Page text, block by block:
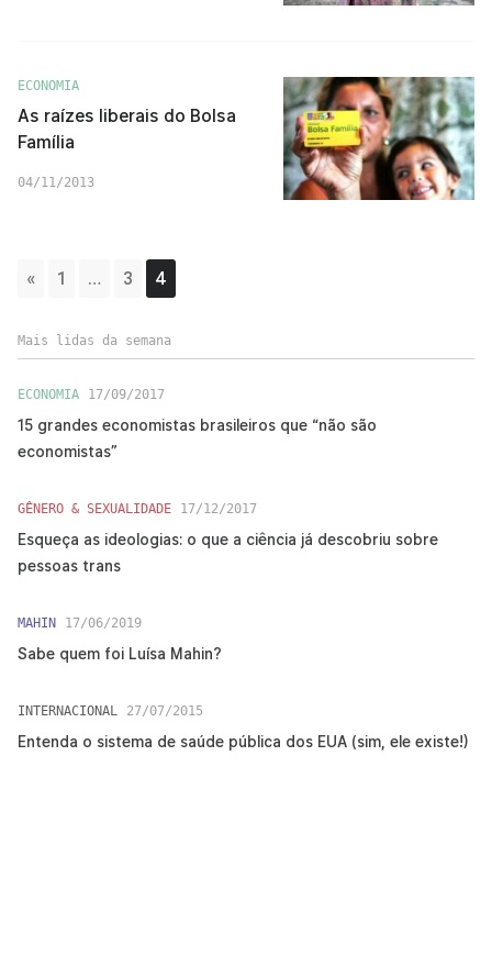
ECONOMIA
As raízes liberais do Bolsa
Família
04/11/2013
« 1 … 3 4
Mais lidas da semana
ECONOMIA 17/09/2017
15 grandes economistas brasileiros que “não são
economistas”
GÊNERO & SEXUALIDADE 17/12/2017
Esqueça as ideologias: o que a ciência já descobriu sobre
pessoas trans
MAHIN 17/06/2019
Sabe quem foi Luísa Mahin?
INTERNACIONAL 27/07/2015
Entenda o sistema de saúde pública dos EUA (sim, ele existe!)